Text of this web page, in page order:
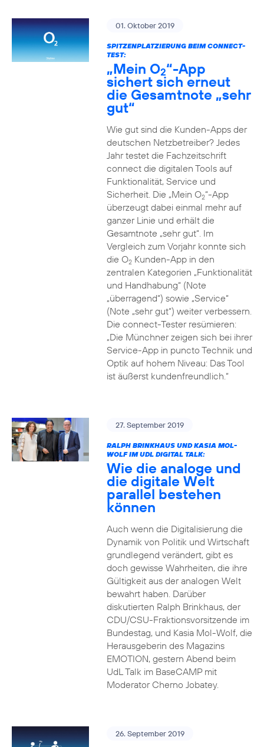
01. Oktober 2019
SPITZENPLATZIERUNG BEIM CONNECT-
TEST:
„Mein O2“-App
sichert sich erneut
die Gesamtnote „sehr
gut“
Wie gut sind die Kunden-Apps der
deutschen Netzbetreiber? Jedes
Jahr testet die Fachzeitschrift
connect die digitalen Tools auf
Funktionalität, Service und
Sicherheit. Die „Mein O2“-App
überzeugt dabei einmal mehr auf
ganzer Linie und erhält die
Gesamtnote „sehr gut“. Im
Vergleich zum Vorjahr konnte sich
die O2Kunden-App in den
zentralen Kategorien „Funktionalität
und Handhabung“ (Note
„überragend“) sowie „Service“
(Note „sehr gut“) weiter verbessern.
Die connect-Tester resümieren:
„Die Münchner zeigen sich bei ihrer
Service-App in puncto Technik und
Optik auf hohem Niveau: Das Tool
ist äußerst kundenfreundlich.“
27. September 2019
RALPH BRINKHAUS UND KASIA MOL-
WOLF IM UDL DIGITAL TALK:
Wie die analoge und
die digitale Welt
parallel bestehen
können
Auch wenn die Digitalisierung die
Dynamik von Politik und Wirtschaft
grundlegend verändert, gibt es
doch gewisse Wahrheiten, die ihre
Gültigkeit aus der analogen Welt
bewahrt haben. Darüber
diskutierten Ralph Brinkhaus, der
CDU/CSU-Fraktionsvorsitzende im
Bundestag, und Kasia Mol-Wolf, die
Herausgeberin des Magazins
EMOTION, gestern Abend beim
UdL Talk im BaseCAMP mit
Moderator Cherno Jobatey.
26. September 2019